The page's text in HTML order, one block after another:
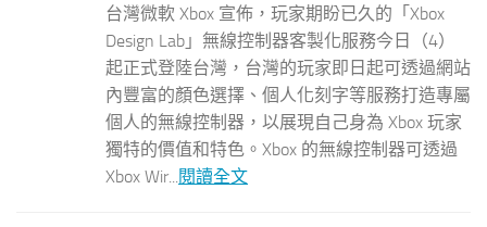
台灣微軟 Xbox 宣佈，玩家期盼已久的「Xbox
Design Lab」無線控制器客製化服務今日（4）
起正式登陸台灣，台灣的玩家即日起可透過網站
內豐富的顏色選擇、個人化刻字等服務打造專屬
個人的無線控制器，以展現自己身為 Xbox 玩家
獨特的價值和特色。Xbox 的無線控制器可透過
Xbox Wir... 閱讀全文